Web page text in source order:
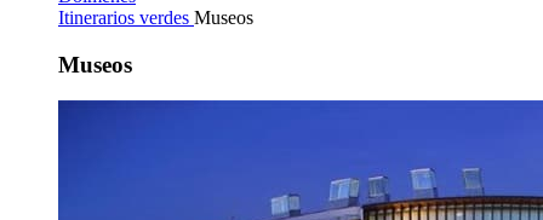
Itinerarios verdes Museos
Museos